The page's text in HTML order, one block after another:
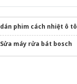
dán phim cách nhiệt ô tô
Sửa máy rửa bát bosch